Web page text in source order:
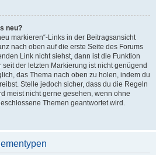
neu?
markieren“-Links in der Beitragsansicht
nach oben auf die erste Seite des Forums
Link nicht siehst, dann ist die Funktion
der letzten Markierung ist nicht genügend
das Thema nach oben zu holen, indem du
Stelle jedoch sicher, dass du die Regeln
meist nicht gerne gesehen, wenn ohne
Themen geantwortet wird.